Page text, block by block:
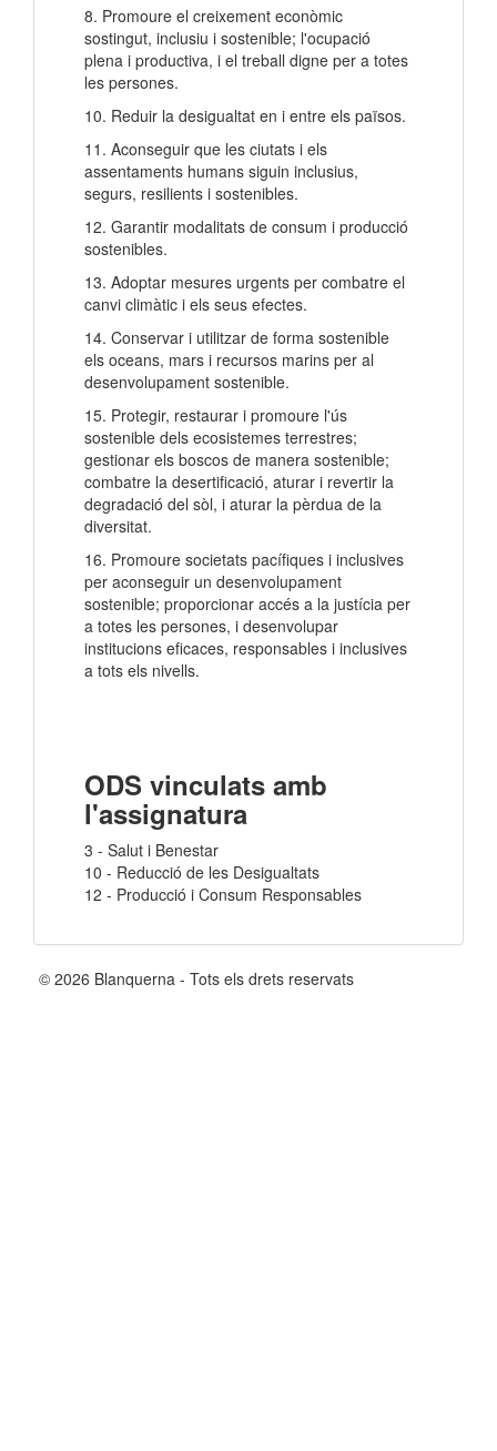
8. Promoure el creixement econòmic
sostingut, inclusiu i sostenible; l'ocupació
plena i productiva, i el treball digne per a totes
les persones.
10. Reduir la desigualtat en i entre els països.
11. Aconseguir que les ciutats i els
assentaments humans siguin inclusius,
segurs, resilients i sostenibles.
12. Garantir modalitats de consum i producció
sostenibles.
13. Adoptar mesures urgents per combatre el
canvi climàtic i els seus efectes.
14. Conservar i utilitzar de forma sostenible
els oceans, mars i recursos marins per al
desenvolupament sostenible.
15. Protegir, restaurar i promoure l'ús
sostenible dels ecosistemes terrestres;
gestionar els boscos de manera sostenible;
combatre la desertificació, aturar i revertir la
degradació del sòl, i aturar la pèrdua de la
diversitat.
16. Promoure societats pacífiques i inclusives
per aconseguir un desenvolupament
sostenible; proporcionar accés a la justícia per
a totes les persones, i desenvolupar
institucions eficaces, responsables i inclusives
a tots els nivells.
ODS vinculats amb
l'assignatura
3 - Salut i Benestar
10 - Reducció de les Desigualtats
12 - Producció i Consum Responsables
© 2026 Blanquerna - Tots els drets reservats